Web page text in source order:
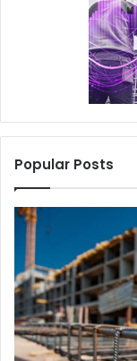
Popular Posts